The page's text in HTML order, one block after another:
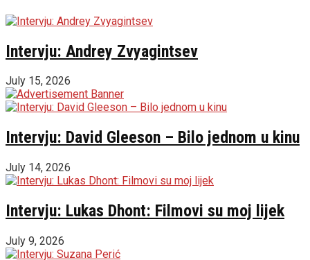
Intervju: Andrey Zvyagintsev
July 15, 2026
Intervju: David Gleeson – Bilo jednom u kinu
July 14, 2026
Intervju: Lukas Dhont: Filmovi su moj lijek
July 9, 2026